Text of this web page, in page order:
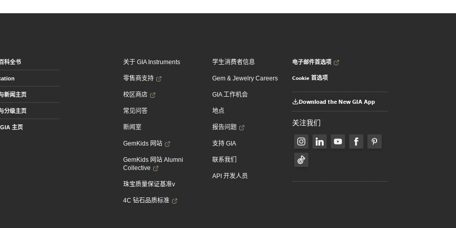
科全书
新闻主页
分级主页
主页
关于 GIA Instruments
零售商支持
校区商店
常见问答
新闻室
GemKids 网站
GemKids 网站 Alumni
Collective
珠宝质量保证基准v
4C 钻石品质标准
学生消费者信息
Gem & Jewelry Careers
GIA 工作机会
地点
报告问题
支持 GIA
联系我们
API 开发人员
电子邮件首选项
Cookie 首选项
Download the New GIA App
关注我们